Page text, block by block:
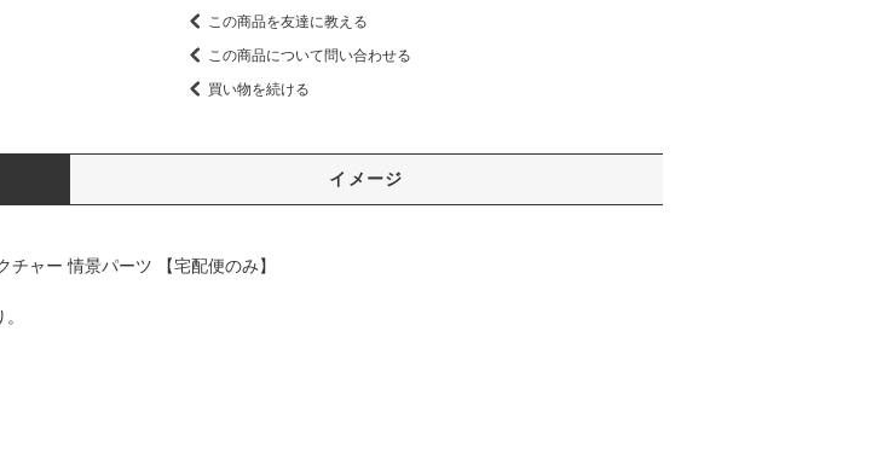
この商品を友達に教える
この商品について問い合わせる
買い物を続ける
イメージ
ャー 情景パーツ 【宅配便のみ】